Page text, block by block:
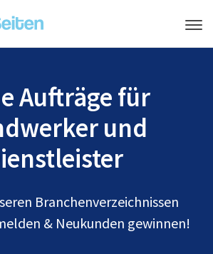
Aufträge für
und
Branchenverzeichnissen
& Neukunden gewinnen!